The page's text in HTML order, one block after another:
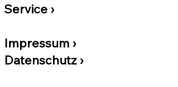
Service ›
Impressum ›
Datenschutz ›